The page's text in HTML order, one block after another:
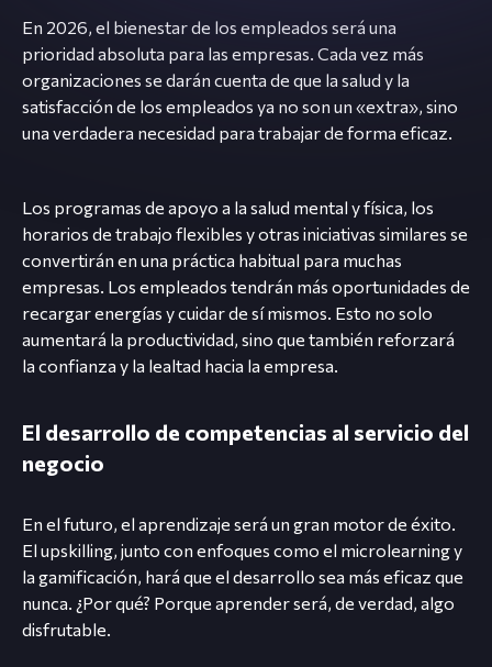
En 2026, el bienestar de los empleados será una
prioridad absoluta para las empresas. Cada vez más
organizaciones se darán cuenta de que la salud y la
satisfacción de los empleados ya no son un «extra», sino
una verdadera necesidad para trabajar de forma eficaz.
Los programas de apoyo a la salud mental y física, los
horarios de trabajo flexibles y otras iniciativas similares se
convertirán en una práctica habitual para muchas
empresas. Los empleados tendrán más oportunidades de
recargar energías y cuidar de sí mismos. Esto no solo
aumentará la productividad, sino que también reforzará
la confianza y la lealtad hacia la empresa.
El desarrollo de competencias al servicio del
negocio
En el futuro, el aprendizaje será un gran motor de éxito.
El upskilling, junto con enfoques como el microlearning y
la gamificación, hará que el desarrollo sea más eficaz que
nunca. ¿Por qué? Porque aprender será, de verdad, algo
disfrutable.